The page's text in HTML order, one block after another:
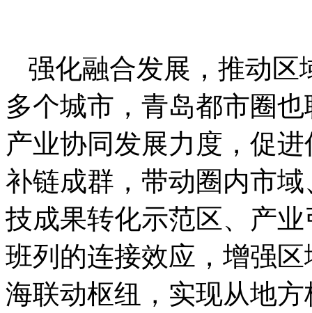
强化融合发展，推动区
多个城市，青岛都市圈
产业协同发展力度，促
补链成群，带动圈内市
技成果转化示范区、产
班列的连接效应，增强
海联动枢纽，实现从地